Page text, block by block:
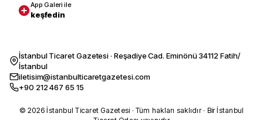
App Galeri ile
keşfedin
İstanbul Ticaret Gazetesi · Reşadiye Cad. Eminönü 34112 Fatih/
İstanbul
iletisim@istanbulticaretgazetesi.com
+90 212 467 65 15
© 2026 İstanbul Ticaret Gazetesi · Tüm hakları saklıdır · Bir İstanbul